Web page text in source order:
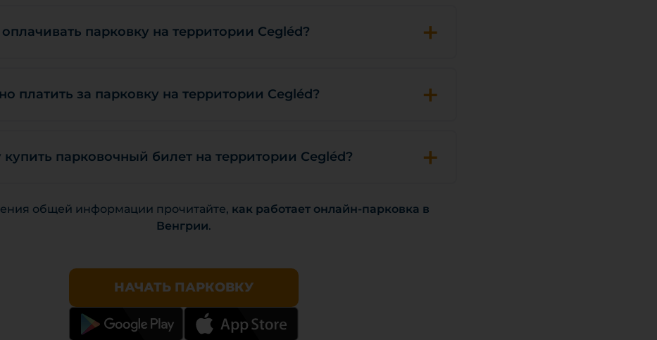
парковку на территории Cegléd? +
платить за парковку на территории Cegléd? +
купить парковочный билет на территории Cegléd? +
общей информации прочитайте, как работает онлайн-парковка в
Венгрии.
НАЧАТЬ ПАРКОВКУ